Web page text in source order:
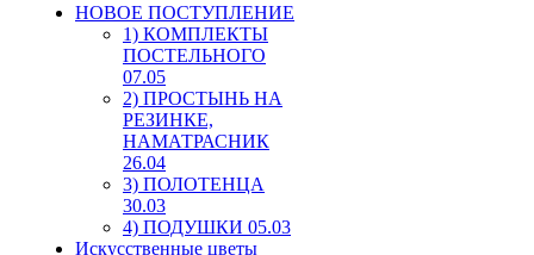
HОВОЕ ПОСТУПЛЕНИЕ
1) КОМПЛЕКТЫ
ПОСТЕЛЬНОГО
07.05
2) ПРОСТЫНЬ НА
РЕЗИНКЕ,
НАМАТРАСНИК
26.04
3) ПОЛОТЕНЦА
30.03
4) ПОДУШКИ 05.03
Искусственные цветы